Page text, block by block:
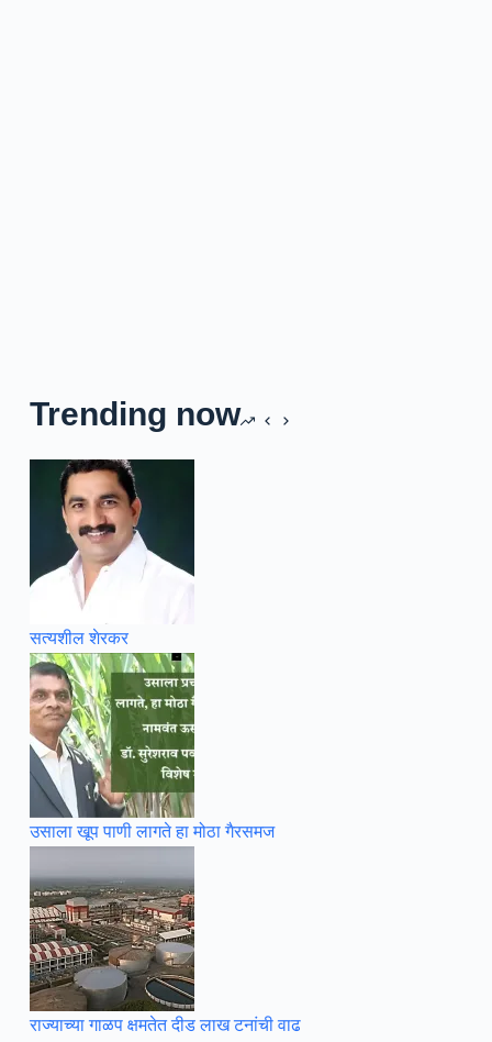
Trending now
सत्यशील शेरकर
उसाला खूप पाणी लागते हा मोठा गैरसमज
राज्याच्या गाळप क्षमतेत दीड लाख टनांची वाढ